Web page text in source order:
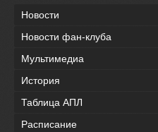
Новости
Новости фан-клуба
Мультимедиа
История
Таблица АПЛ
Расписание